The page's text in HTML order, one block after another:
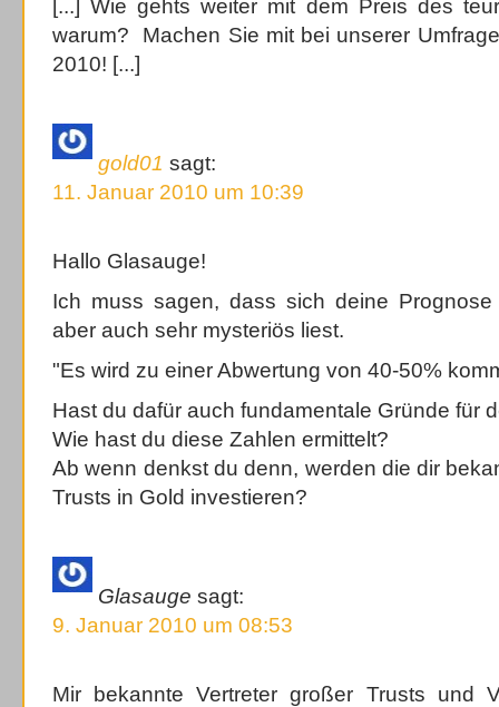
[...] Wie gehts weiter mit dem Preis des
warum? Machen Sie mit bei unserer
2010! [...]
gold01 sagt:
11. Januar 2010 um 10:39
Hallo Glasauge!
Ich muss sagen, dass sich deine
aber auch sehr mysteriös liest.
"Es wird zu einer Abwertung von 40-50%
Hast du dafür auch fundamentale Gründe für
Wie hast du diese Zahlen ermittelt?
Ab wenn denkst du denn, werden die dir
Trusts in Gold investieren?
Glasauge sagt:
9. Januar 2010 um 08:53
Mir bekannte Vertreter großer Trusts und